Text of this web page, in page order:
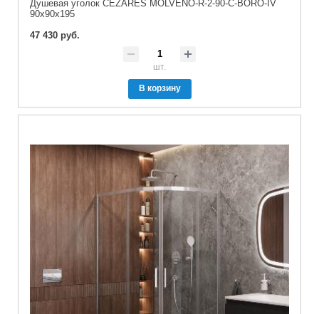
Душевая уголок CEZARES MOLVENO-R-2-90-C-BORO-IV
90x90x195
47 430 руб.
шт.
В корзину